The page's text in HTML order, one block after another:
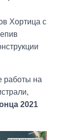
Хортица с
работы на
2021